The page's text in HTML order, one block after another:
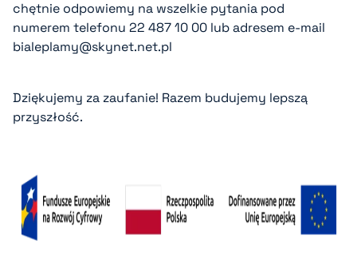
chętnie odpowiemy na wszelkie pytania pod
numerem telefonu22 487 10 00 lub adresem e-mail
bialeplamy@skynet.net.pl
Dziękujemy za zaufanie! Razem budujemy lepszą
przyszłość.